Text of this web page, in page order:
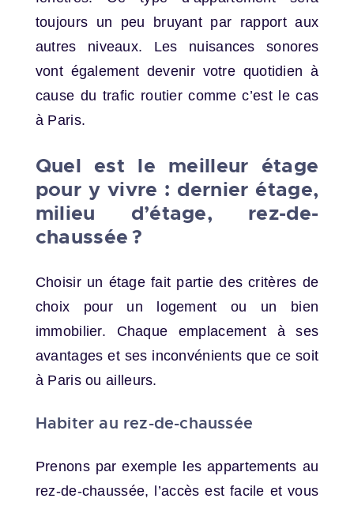
toujours un peu bruyant par rapport aux
autres niveaux. Les nuisances sonores
vont également devenir votre quotidien à
cause du trafic routier comme c’est le cas
à Paris.
Quel est le meilleur étage
pour y vivre : dernier étage,
milieu d’étage, rez-de-
chaussée ?
Choisir un étage fait partie des critères de
choix pour un logement ou un bien
immobilier. Chaque emplacement à ses
avantages et ses inconvénients que ce soit
à Paris ou ailleurs.
Habiter au rez-de-chaussée
Prenons par exemple les appartements au
rez-de-chaussée, l’accès est facile et vous